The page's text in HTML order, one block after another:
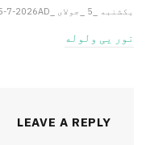
یکشنبه _5 _جولای _2026AH 5-7-2026AD
نور یی ولوله
LEAVE A REPLY